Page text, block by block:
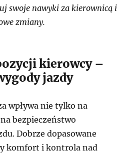
swoje nawyki za kierownicą i
zmiany.
kierowcy –
jazdy
wpływa nie tylko na
bezpieczeństwo
Dobrze dopasowane
komfort i kontrola nad